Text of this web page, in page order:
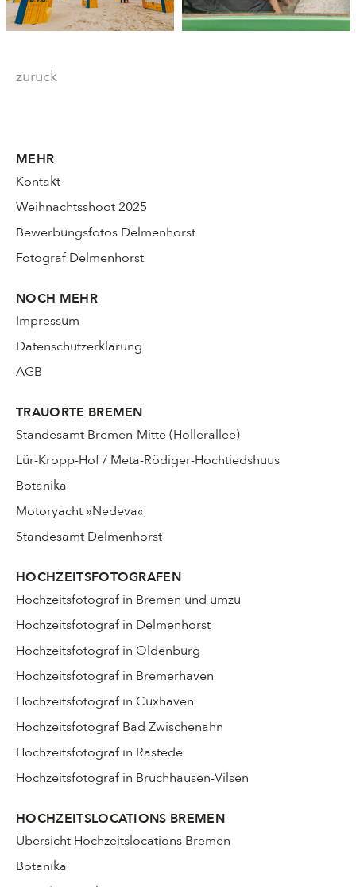
zurück
MEHR
Kontakt
Weihnachtsshoot 2025
Bewerbungsfotos Delmenhorst
Fotograf Delmenhorst
NOCH MEHR
Impressum
Datenschutzerklärung
AGB
TRAUORTE BREMEN
Standesamt Bremen-Mitte (Hollerallee)
Lür-Kropp-Hof / Meta-Rödiger-Hochtiedshuus
Botanika
Motoryacht »Nedeva«
Standesamt Delmenhorst
HOCHZEITSFOTOGRAFEN
Hochzeitsfotograf in Bremen und umzu
Hochzeitsfotograf in Delmenhorst
Hochzeitsfotograf in Oldenburg
Hochzeitsfotograf in Bremerhaven
Hochzeitsfotograf in Cuxhaven
Hochzeitsfotograf Bad Zwischenahn
Hochzeitsfotograf in Rastede
Hochzeitsfotograf in Bruchhausen-Vilsen
HOCHZEITSLOCATIONS BREMEN
Übersicht Hochzeitslocations Bremen
Botanika